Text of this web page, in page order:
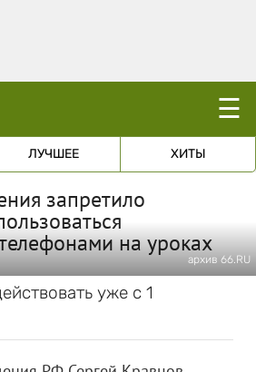
☰
ЛУЧШЕЕ ХИТЫ
запретило
на уроках
архив 66.RU
уже с 1